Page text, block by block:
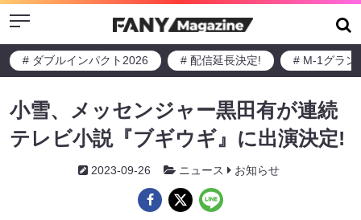
Menu
# ダブルインパクト2026 # 配信延長決定! # M-1グラン
小雪、メッセンジャー黒田有が連続
テレビ小説『ブギウギ』に出演決定!
2023-09-26 ニュース お知らせ